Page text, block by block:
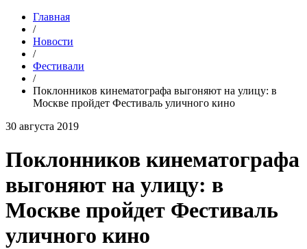
Главная
/
Новости
/
Фестивали
/
Поклонников кинематографа выгоняют на улицу: в
Москве пройдет Фестиваль уличного кино
30 августа 2019
Поклонников кинематографа
выгоняют на улицу: в
Москве пройдет Фестиваль
уличного кино